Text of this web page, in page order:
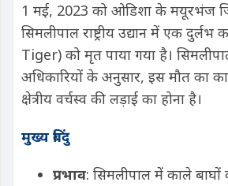
1 मई, 2023 को ओडिशा के मयूरभंज
सिमलीपाल राष्ट्रीय उद्यान में एक
Tiger) को मृत पाया गया है।
अधिकारियों के अनुसार, इस मौत का
क्षेत्रीय वर्चस्व की लड़ाई का होना है।
मुख्य बिंदु
प्रभाव: सिमलीपाल में काले